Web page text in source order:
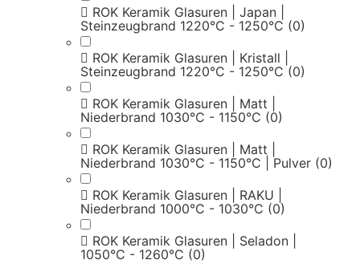
ROK Keramik Glasuren | Japan |
Steinzeugbrand 1220°C - 1250°C (0)
ROK Keramik Glasuren | Kristall |
Steinzeugbrand 1220°C - 1250°C (0)
ROK Keramik Glasuren | Matt |
Niederbrand 1030°C - 1150°C (0)
ROK Keramik Glasuren | Matt |
Niederbrand 1030°C - 1150°C | Pulver (0)
ROK Keramik Glasuren | RAKU |
Niederbrand 1000°C - 1030°C (0)
ROK Keramik Glasuren | Seladon |
1050°C - 1260°C (0)